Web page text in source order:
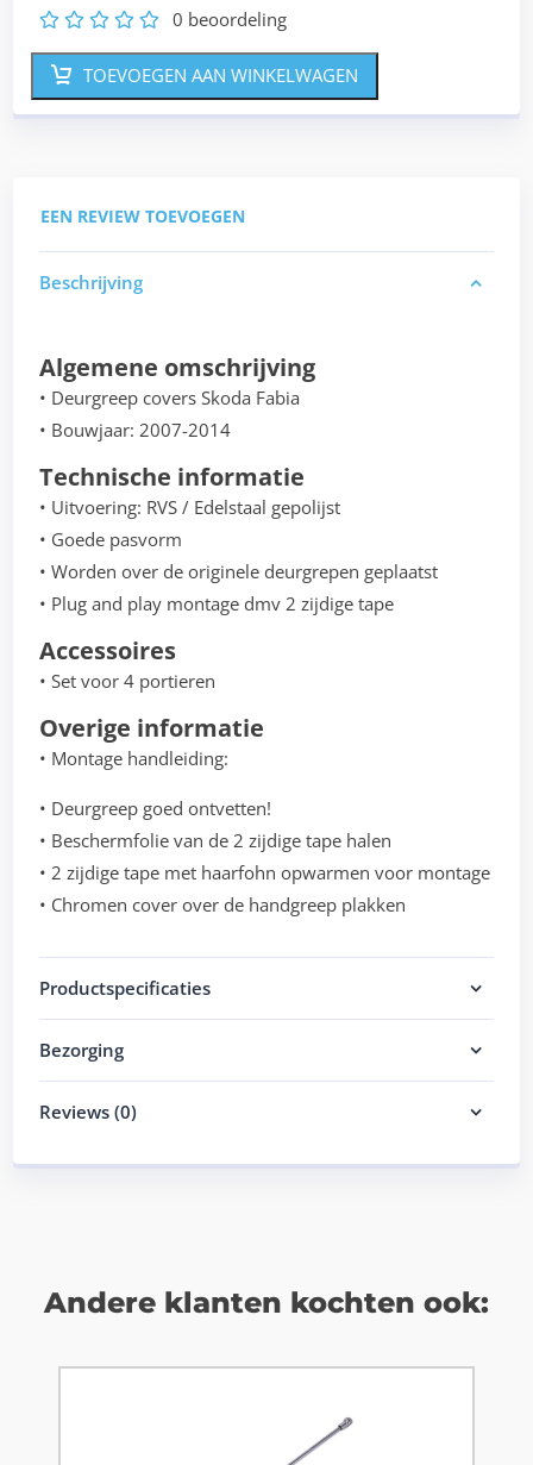
5
4
3
2 0 beoordeling
TOEVOEGEN AAN WINKELWAGEN
EEN REVIEW TOEVOEGEN
Beschrijving
Algemene omschrijving
• Deurgreep covers Skoda Fabia
• Bouwjaar: 2007-2014
Technische informatie
• Uitvoering: RVS / Edelstaal gepolijst
• Goede pasvorm
• Worden over de originele deurgrepen geplaatst
• Plug and play montage dmv 2 zijdige tape
Accessoires
• Set voor 4 portieren
Overige informatie
• Montage handleiding:
• Deurgreep goed ontvetten!
• Beschermfolie van de 2 zijdige tape halen
• 2 zijdige tape met haarfohn opwarmen voor montage
• Chromen cover over de handgreep plakken
Productspecificaties
Bezorging
Reviews (0)
Andere klanten kochten ook: